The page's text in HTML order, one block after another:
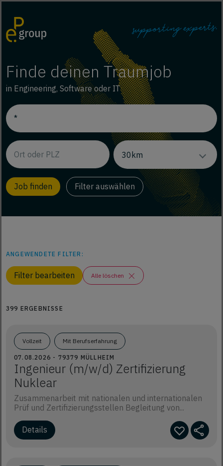
Finde deinen Traumjob
in Engineering, Software oder IT
Filter auswählen
ANGEWENDETE FILTER:
Filter bearbeiten Alle löschen
399 ERGEBNISSE
Vollzeit Mit Berufserfahrung
07.08.2026 - 79379 MÜLLHEIM
Ingenieur (m/w/d) Zertifizierung
Nuklear
Zusammenarbeit mit nationalen und internationalen
Prüf und Zertifizierungsstellen Begleitung von...
Details